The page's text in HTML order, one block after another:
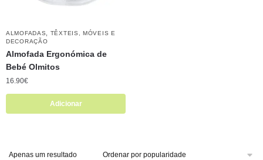
ALMOFADAS
TÊXTEIS, MÓVEIS E
DECORAÇÃO
Almofada Ergonómica de
Bebé Olmitos
16.90€
Adicionar
Apenas um resultado